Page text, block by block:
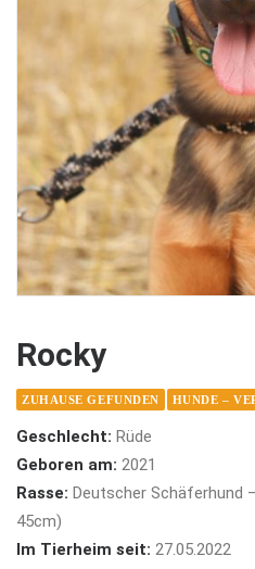
Rocky
ZUHAUSE GEFUNDEN HUNDE –
Geschlecht: Rüde
Geboren am: 2021
Rasse: Deutscher Schäferhund
45cm)
Im Tierheim seit: 27.05.2022